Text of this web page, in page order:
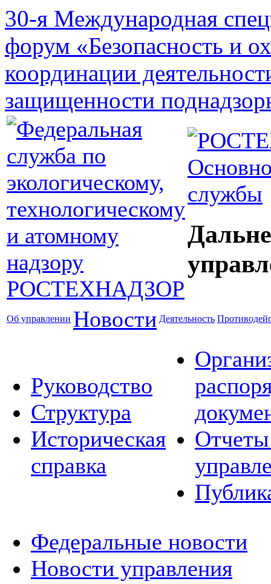
30-я Международная
форум «Безопасность и
координации
защищенности
службы
Об управлении Новости Деятельность
Руководство
Структура
Историческая
справка
Отчеты
Федеральные новости
Новости управления